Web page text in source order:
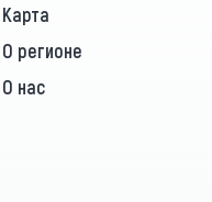
Карта
О регионе
О нас